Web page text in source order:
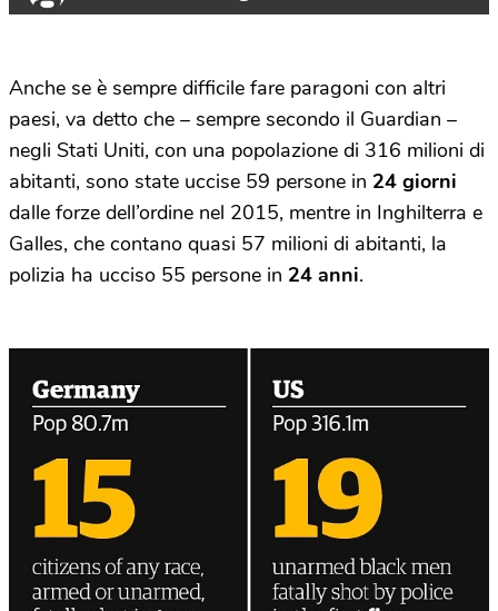
Anche se è sempre difficile fare paragoni con altri
paesi, va detto che – sempre secondo il Guardian –
negli Stati Uniti, con una popolazione di 316 milioni di
abitanti, sono state uccise 59 persone in 24 giorni
dalle forze dell’ordine nel 2015, mentre in Inghilterra e
Galles, che contano quasi 57 milioni di abitanti, la
polizia ha ucciso 55 persone in 24 anni.